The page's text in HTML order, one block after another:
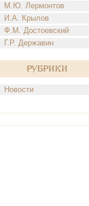
М.Ю. Лермонтов
И.А. Крылов
Ф.М. Достоевский
Г.Р. Державин
Рубрики
Новости